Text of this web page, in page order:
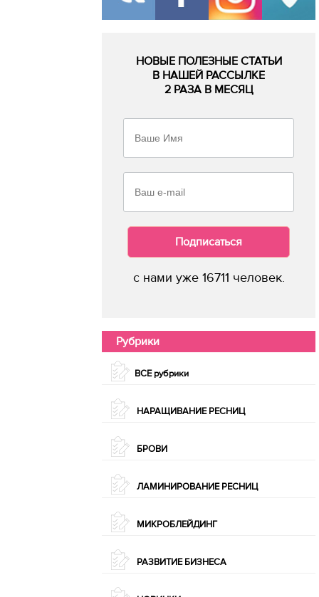
НОВЫЕ ПОЛЕЗНЫЕ СТАТЬИ
В НАШЕЙ РАССЫЛКЕ
2 РАЗА В МЕСЯЦ
Подписаться
с нами уже 16711 человек.
Рубрики
ВСЕ рубрики
НАРАЩИВАНИЕ РЕСНИЦ
БРОВИ
ЛАМИНИРОВАНИЕ РЕСНИЦ
МИКРОБЛЕЙДИНГ
РАЗВИТИЕ БИЗНЕСА